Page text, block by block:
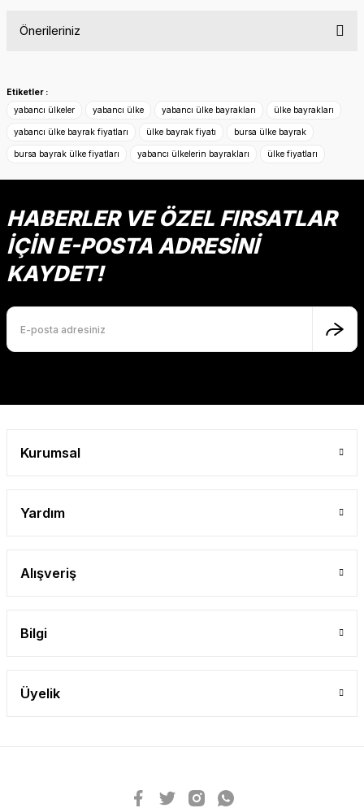
Önerileriniz
konularda yetersiz gördüğünüz noktaları öneri formunu
Görüş ve önerileriniz için teşekkür ederiz.
Ürün resmi kalitesiz, bozuk veya görüntülenemiyor.
Ürün açıklamasında eksik bilgiler bulunuyor.
Ürün bilgilerinde hatalar bulunuyor.
Ürün fiyatı diğer sitelerden daha pahalı.
Bu ürüne benzer farklı alternatifler olmalı.
Etiketler :
yabancı ülkeler
yabancı ülke yabancı ülke bayrakları ülke bayrakları
yabancı ülke bayrak fiyatları ülke bayrak fiyatı bursa ülke bayrak
bursa bayrak ülke fiyatları yabancı ülkelerin bayrakları ülke fiyatları
HABERLER VE ÖZEL FIRSATLAR
İÇİN E-POSTA ADRESİNİ
KAYDET!
Kurumsal
Yardım
Alışveriş
Bilgi
Üyelik